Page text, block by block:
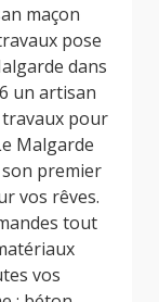
maçon
pose
dans
un artisan
pour
Malgarde
premier
vos rêves.
tout
vos